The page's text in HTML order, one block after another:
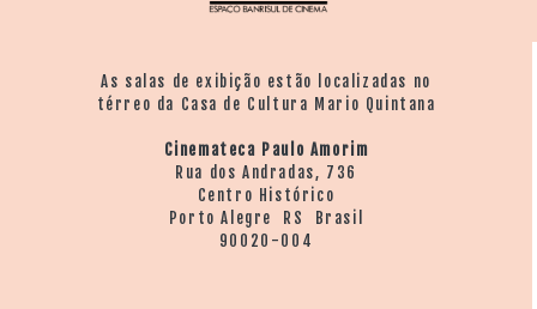
As salas de exibição estão localizadas no
térreo da Casa de Cultura Mario Quintana
Cinemateca Paulo Amorim
Rua dos Andradas, 736
Centro Histórico
Porto Alegre RS Brasil
90020-004